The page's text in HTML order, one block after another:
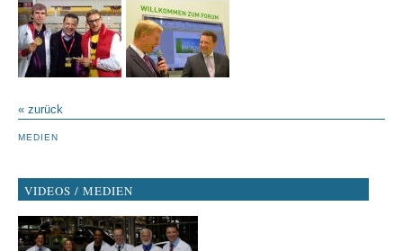
« zurück
MEDIEN
VIDEOS / MEDIEN